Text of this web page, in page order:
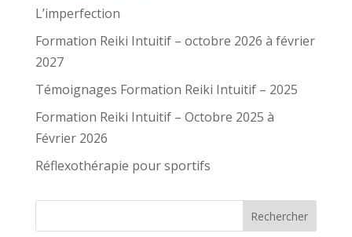
L’imperfection
Formation Reiki Intuitif – octobre 2026 à février
2027
Témoignages Formation Reiki Intuitif – 2025
Formation Reiki Intuitif – Octobre 2025 à
Février 2026
Réflexothérapie pour sportifs